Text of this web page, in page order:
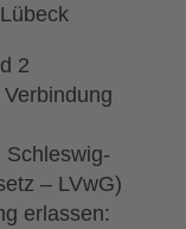
2
Schleswig-
– LVwG)
erlassen: